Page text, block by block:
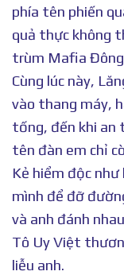
phía tên phiến
quả thực không
trùm Mafia
Cùng lúc này,
vào thang máy,
tống, đến khi an
tên đàn em chỉ
Kẻ hiểm độc như
mình để đỡ
và anh đánh
Tô Uy Việt
liễu anh.